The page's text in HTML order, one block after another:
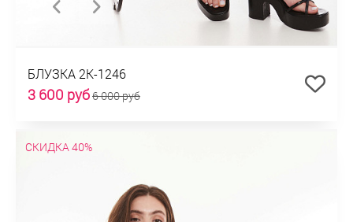
БЛУЗКА 2К-1246
3 600 руб6 000 руб
СКИДКА 40%